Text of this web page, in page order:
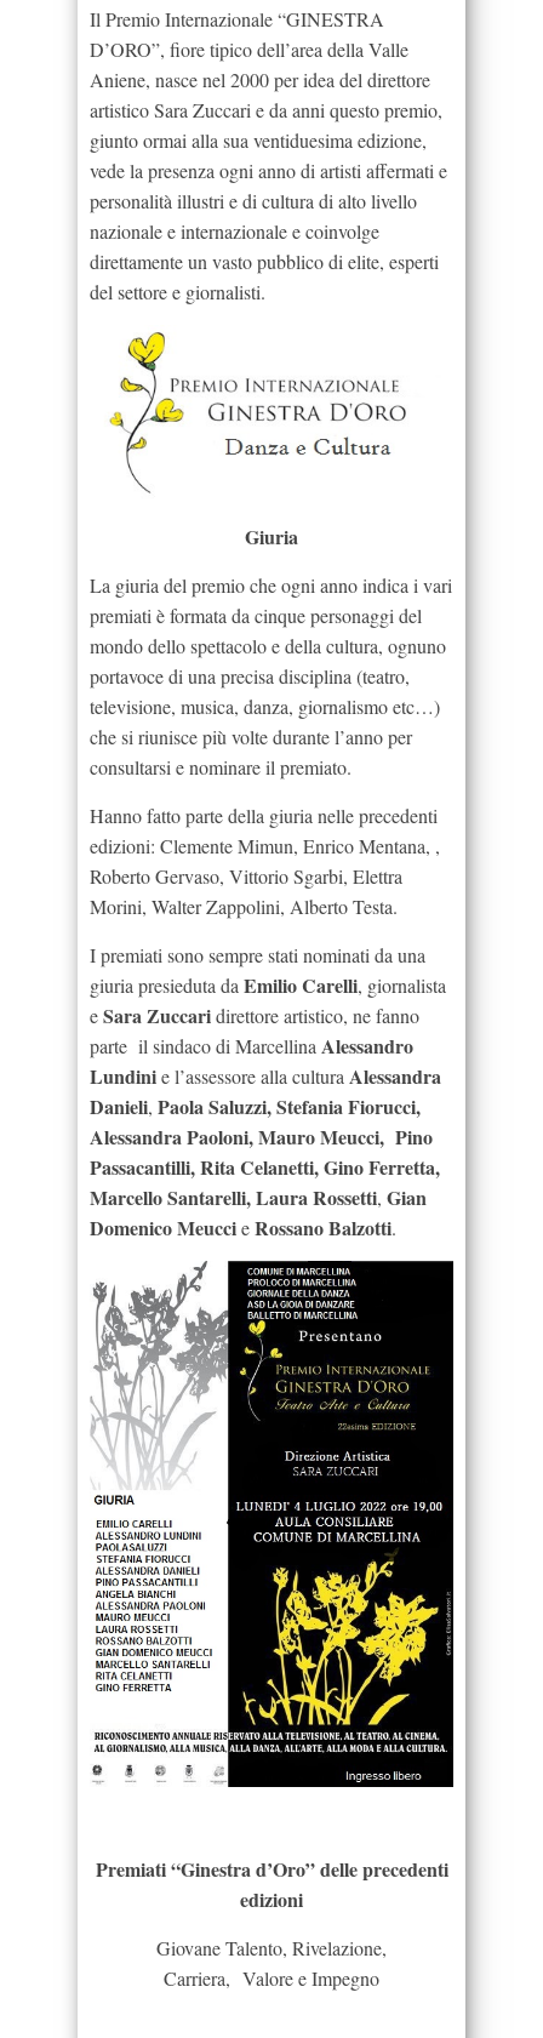
Il Premio Internazionale “GINESTRA
D’ORO”, fiore tipico dell’area della Valle
Aniene, nasce nel 2000 per idea del direttore
artistico Sara Zuccari e da anni questo premio,
giunto ormai alla sua ventiduesima edizione,
vede la presenza ogni anno di artisti affermati e
personalità illustri e di cultura di alto livello
nazionale e internazionale e coinvolge
direttamente un vasto pubblico di elite, esperti
del settore e giornalisti.
Giuria
La giuria del premio che ogni anno indica i vari
premiati è formata da cinque personaggi del
mondo dello spettacolo e della cultura, ognuno
portavoce di una precisa disciplina (teatro,
televisione, musica, danza, giornalismo etc…)
che si riunisce più volte durante l’anno per
consultarsi e nominare il premiato.
Hanno fatto parte della giuria nelle precedenti
edizioni: Clemente Mimun, Enrico Mentana, ,
Roberto Gervaso, Vittorio Sgarbi, Elettra
Morini, Walter Zappolini, Alberto Testa.
I premiati sono sempre stati nominati da una
giuria presieduta da Emilio Carelli, giornalista
eSara Zuccaridirettore artistico, ne fanno
parte il sindaco di Marcellina Alessandro
Lundinie l’assessore alla cultura Alessandra
Danieli, Paola Saluzzi, Stefania Fiorucci,
Alessandra Paoloni, Mauro Meucci, Pino
Passacantilli, Rita Celanetti, Gino Ferretta,
Marcello Santarelli, Laura Rossetti, Gian
Domenico MeuccieRossano Balzotti.
Premiati “Ginestra d’Oro” delle precedenti
edizioni
Giovane Talento, Rivelazione,
Carriera, Valore e Impegno